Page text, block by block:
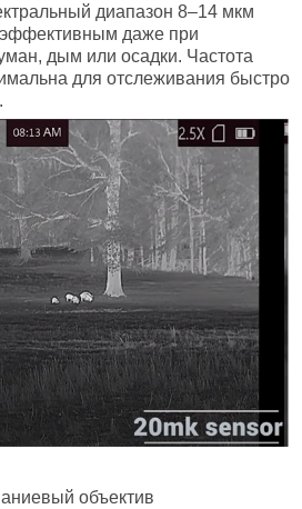
диапазон 8–14 мкм
эффективным даже при
дым или осадки. Частота
для отслеживания быстро
объектив